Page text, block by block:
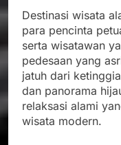
Destinasi wisata
para pencinta
serta wisatawan
pedesaan yang
jatuh dari
dan panorama
relaksasi alami
wisata modern.